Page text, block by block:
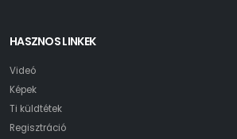
HASZNOS LINKEK
Videó
Képek
Ti küldtétek
Regisztráció